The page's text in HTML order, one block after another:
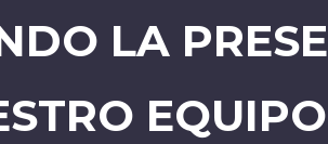
LA
EQUIPO